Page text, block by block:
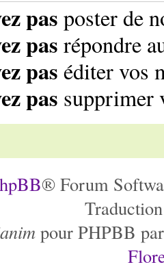
pas poster de
pas répondre
pas éditer vos
pas supprimer
® Forum
pour PHPBB